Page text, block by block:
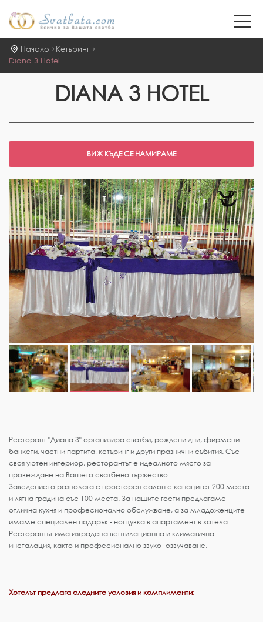
Начало
Кетъринг
Diana 3 Hotel
DIANA 3 HOTEL
Ресторант "Диана 3" организира сватби, рождени дни, фирмени
банкети, частни партита, кетъринг и други празнични събития. Със
своя уютен интериор, ресторантът е идеалното място за
провеждане на Вашето сватбено тържество.
Заведението разполага с просторен салон с капацитет 200 места
и лятна градина със 100 места. За нашите гости предлагаме
отлична кухня и професионално обслужване, а за младоженците
имаме специален подарък - нощувка в апартамент в хотела.
Ресторантът има изградена вентилационна и климатична
инсталация, както и професионално звуко- озвучаване.
Хотелът предлага следните условия и комплименти: